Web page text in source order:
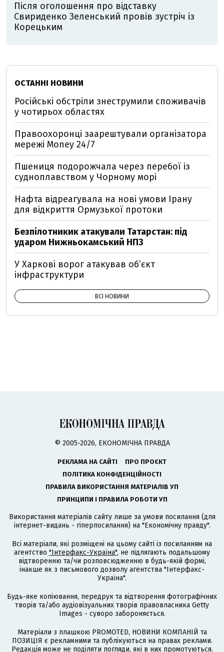
Після оголошення про відставку
Свириденко Зеленський провів зустріч із
Корецьким
ОСТАННІ НОВИНИ
Російські обстріли знеструмили споживачів
у чотирьох областях
Правоохоронці заарештували організатора
мережі Money 24/7
Пшениця подорожчала через перебої із
судноплавством у Чорному морі
Нафта відреагувала на нові умови Ірану
для відкриття Ормузької протоки
Безпілотникик атакували Татарстан: під
ударом Нижньокамський НПЗ
У Харкові ворог атакував обʼєкт
інфраструктури
ВСІ НОВИНИ
© 2005-2026, ЕКОНОМІЧНА ПРАВДА
РЕКЛАМА НА САЙТІ
ПРО ПРОЄКТ
ПОЛІТИКА КОНФІДЕНЦІЙНОСТІ
ПРАВИЛА ВИКОРИСТАННЯ МАТЕРІАЛІВ УП
ПРИНЦИПИ І ПРАВИЛА РОБОТИ УП
Використання матеріалів сайту лише за умови посилання (для
інтернет-видань - гіперпосилання) на "Економічну правду".
Всі матеріали, які розміщені на цьому сайті із посиланням на
агентство "Інтерфакс-Україна", не підлягають подальшому
відтворенню та/чи розповсюдженню в будь-якій формі,
інакше як з письмового дозволу агентства "Інтерфакс-
Україна".
Будь-яке копіювання, передрук та відтворення фотографічних
творів та/або аудіовізуальних творів правовласника Getty
Images - суворо забороняється.
Матеріали з плашкою PROMOTED, НОВИНИ КОМПАНІЙ та
ПОЗИЦІЯ є рекламними та публікуються на правах реклами.
Редакція може не поділяти погляди, які в них промотуються.